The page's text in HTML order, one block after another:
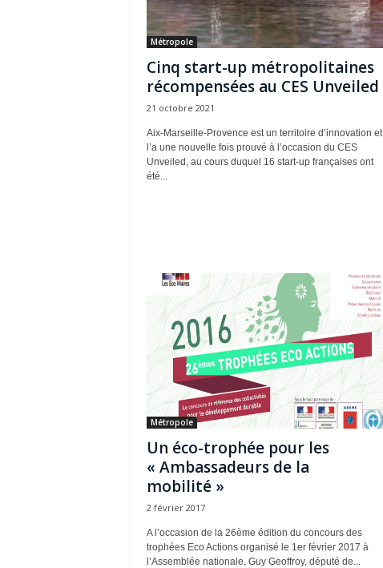
Métropole
Cinq start-up métropolitaines
récompensées au CES Unveiled
21 octobre 2021
Aix-Marseille-Provence est un territoire d’innovation et
l’a une nouvelle fois prouvé à l’occasion du CES
Unveiled, au cours duquel 16 start-up françaises ont
été...
Métropole
Un éco-trophée pour les
« Ambassadeurs de la
mobilité »
2 février 2017
A l’occasion de la 26ème édition du concours des
trophées Eco Actions organisé le 1er février 2017 à
l’Assemblée nationale, Guy Geoffroy, député de...